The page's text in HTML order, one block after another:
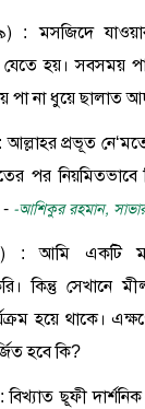
: মসজিদে
হয়। সবসময়
পা না ধুয়ে ছালাত
আল্লাহর প্রভূত
পর
- -আশিকুর রহমান,
: আমি একটি
কিন্তু সেখানে
হয়ে থাকে।
হবে কি?
বিখ্যাত ছূফী